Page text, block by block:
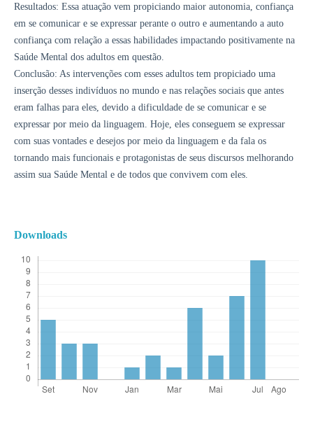
Resultados: Essa atuação vem propiciando maior autonomia, confiança
em se comunicar e se expressar perante o outro e aumentando a auto
confiança com relação a essas habilidades impactando positivamente na
Saúde Mental dos adultos em questão.
Conclusão: As intervenções com esses adultos tem propiciado uma
inserção desses indivíduos no mundo e nas relações sociais que antes
eram falhas para eles, devido a dificuldade de se comunicar e se
expressar por meio da linguagem. Hoje, eles conseguem se expressar
com suas vontades e desejos por meio da linguagem e da fala os
tornando mais funcionais e protagonistas de seus discursos melhorando
assim sua Saúde Mental e de todos que convivem com eles.
Downloads